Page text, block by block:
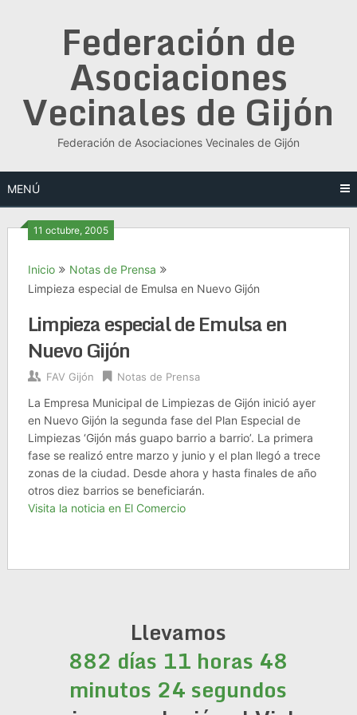
Federación de
Asociaciones
Vecinales de Gijón
Federación de Asociaciones Vecinales de Gijón
MENÚ
11 octubre, 2005
Inicio
Notas de Prensa
Limpieza especial de Emulsa en Nuevo Gijón
Limpieza especial de Emulsa en
Nuevo Gijón
FAV Gijón Notas de Prensa
La Empresa Municipal de Limpiezas de Gijón inició ayer
en Nuevo Gijón la segunda fase del Plan Especial de
Limpiezas ‘Gijón más guapo barrio a barrio’. La primera
fase se realizó entre marzo y junio y el plan llegó a trece
zonas de la ciudad. Desde ahora y hasta finales de año
otros diez barrios se beneficiarán.
Visita la noticia en El Comercio
Llevamos
882 días 11 horas 48
minutos 24 segundos